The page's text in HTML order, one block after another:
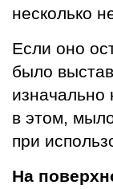
несколько
Если оно
было
в этом,
при
На